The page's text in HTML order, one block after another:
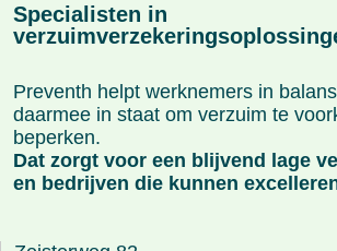
Specialisten in
Preventh helpt werknemers in
daarmee in staat om verzuim te
beperken.
Dat zorgt voor een blijvend lage
en bedrijven die kunnen